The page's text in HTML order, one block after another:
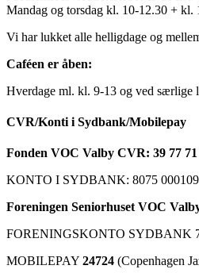
Mandag og torsdag kl. 10-12.30 + kl.
Vi har lukket alle helligdage og
Caféen er åben:
Hverdage ml. kl. 9-13 og ved særlige
CVR/Konti i Sydbank/Mobilepay
Fonden VOC Valby CVR: 39 77 71
KONTO I SYDBANK: 8075
Foreningen Seniorhuset VOC
FORENINGSKONTO SYDBANK
MOBILEPAY 24724 (Copenhagen